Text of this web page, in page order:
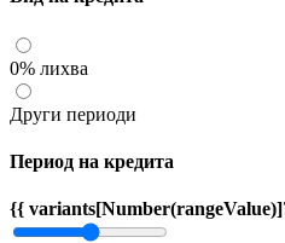
0% лихва
Други периоди
Период на кредита
{{